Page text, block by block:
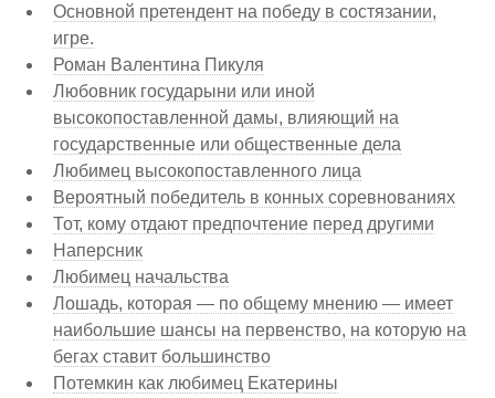
Основной претендент на победу в состязании,
игре.
Роман Валентина Пикуля
Любовник государыни или иной
высокопоставленной дамы, влияющий на
государственные или общественные дела
Любимец высокопоставленного лица
Вероятный победитель в конных соревнованиях
Тот, кому отдают предпочтение перед другими
Наперсник
Любимец начальства
Лошадь, которая — по общему мнению — имеет
наибольшие шансы на первенство, на которую на
бегах ставит большинство
Потемкин как любимец Екатерины